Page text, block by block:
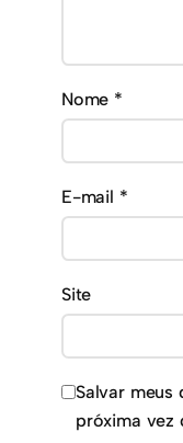
Nome *
E-mail *
Site
Salvar meus
próxima vez